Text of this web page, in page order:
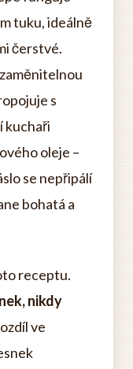
tuku, ideálně
čerstvé.
s
kuchaři
oleje –
se nepřipálí
bohatá a
receptu.
nikdy
ve